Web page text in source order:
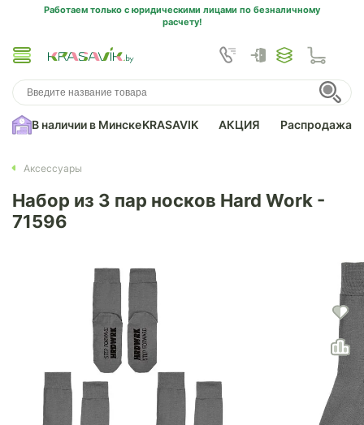
Работаем только с юридическими лицами по безналичному
расчету!
В наличии в МинскеKRASAVIK АКЦИЯ Распродажа
Аксессуары
Набор из 3 пар носков Hard Work -
71596